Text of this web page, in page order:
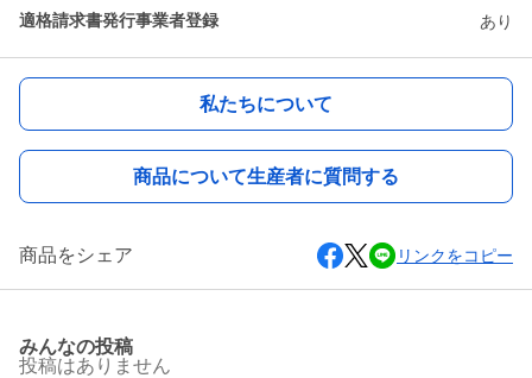
適格請求書発行事業者登録 あり
私たちについて
商品について生産者に質問する
商品をシェア リンクをコピー
みんなの投稿
投稿はありません